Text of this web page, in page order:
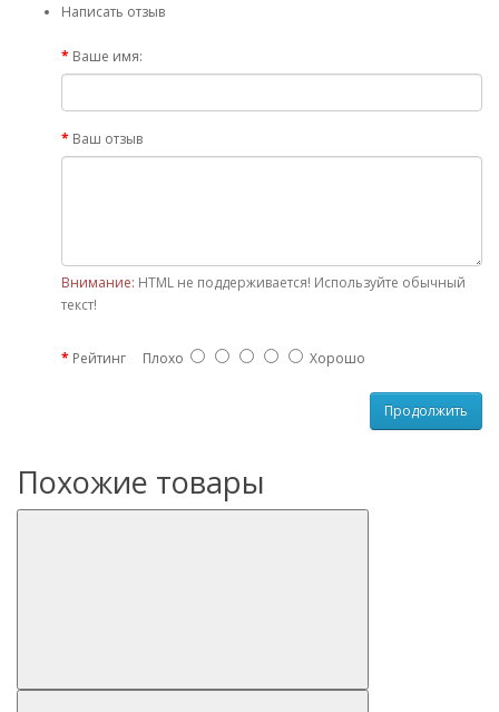
Написать отзыв
Ваше имя:
Ваш отзыв
Внимание: HTML не поддерживается! Используйте обычный
текст!
Рейтинг Плохо Хорошо
Продолжить
Похожие товары